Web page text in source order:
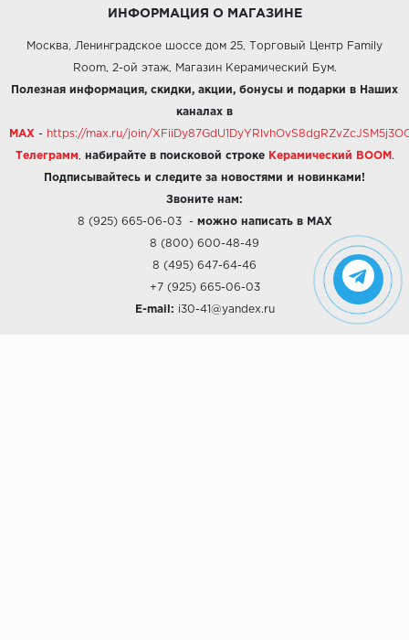
ИНФОРМАЦИЯ О МАГАЗИНЕ
Москва, Ленинградское шоссе дом 25, Торговый Центр Family
Room, 2-ой этаж, Магазин Керамический Бум.
Полезная информация, скидки, акции, бонусы и подарки в Наших
каналах в
MAX - https://max.ru/join/
Телеграмм набирайте в поисковой строке Керамический BOOM .
Подписывайтесь и следите за новостями и новинками!
Звоните нам:
8 (925) 665-06-03- можно написать в MAX
8 (800) 600-48-49
8 (495) 647-64-46
+7 (925) 665-06-03
E-mail: i30-41@yandex.ru